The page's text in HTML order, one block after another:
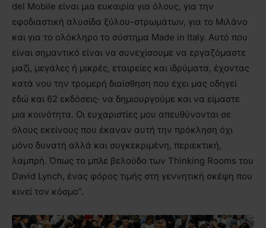
del Mobile είναι μια ευκαιρία για όλους, για την
εφοδιαστική αλυσίδα ξύλου-στρωμάτων, για το Μιλάνο
και για το ολόκληρο το σύστημα Made in Italy. Αυτό που
είναι σημαντικό είναι να συνεχίσουμε να εργαζόμαστε
μαζί, μεγάλες ή μικρές, εταιρείες και ιδρύματα, έχοντας
κατά νου την τρομερή διαίσθηση που έχει μας οδηγεί
εδώ και 62 εκδόσεις· να δημιουργούμε και να είμαστε
μια κοινότητα. Οι ευχαριστίες μου απευθύνονται σε
όλους εκείνους που έκαναν αυτή την πρόκληση όχι
μόνο δυνατή αλλά και συγκεκριμένη, περιεκτική,
λαμπρή. Όπως το μπλε βελούδο των Thinking Rooms του
David Lynch, ένας φόρος τιμής στη γεννητική σκέψη που
κινεί τον κόσμο”.